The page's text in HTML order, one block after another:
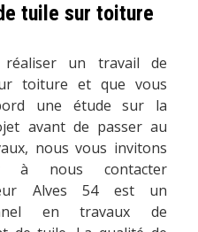
tuile sur toiture
un travail de
toiture et que vous
une étude sur la
avant de passer au
nous vous invitons
nous contacter
Alves 54 est un
en travaux de